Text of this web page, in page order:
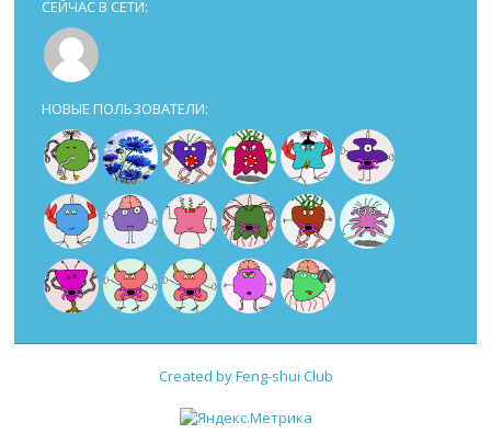
СЕЙЧАС В СЕТИ:
НОВЫЕ ПОЛЬЗОВАТЕЛИ:
Created by Feng-shui Club